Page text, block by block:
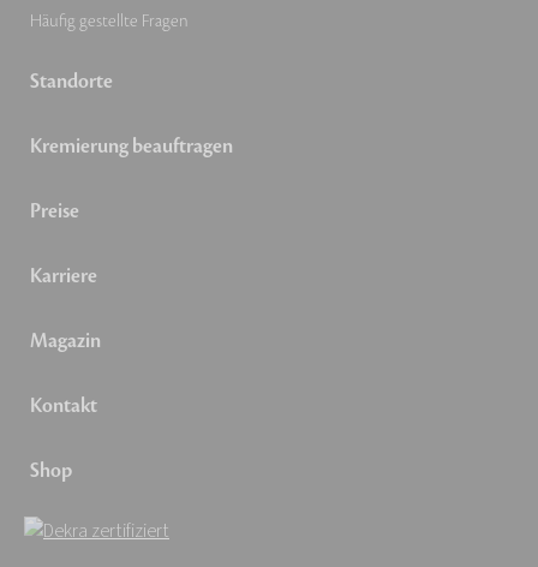
Häufig gestellte Fragen
Standorte
Kremierung beauftragen
Preise
Karriere
Magazin
Kontakt
Shop